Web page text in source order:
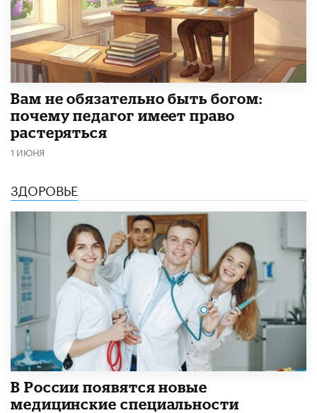
​Вам не обязательно быть богом:
почему педагог имеет право
растеряться
1 ИЮНЯ
ЗДОРОВЬЕ
В России появятся новые
медицинские специальности